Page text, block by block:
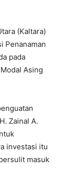
(Kaltara)
Penanaman
pada
Asing
Zainal A.
investasi itu
masuk